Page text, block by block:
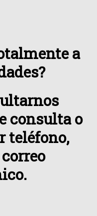
a
consulta o
teléfono,